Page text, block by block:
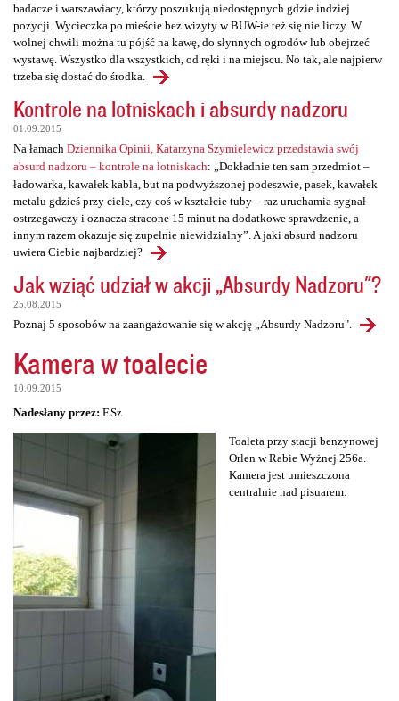
badacze i warszawiacy, którzy poszukują niedostępnych gdzie indziej
pozycji. Wycieczka po mieście bez wizyty w BUW-ie też się nie liczy. W
wolnej chwili można tu pójść na kawę, do słynnych ogrodów lub obejrzeć
wystawę. Wszystko dla wszystkich, od ręki i na miejscu. No tak, ale najpierw
trzeba się dostać do środka.
Kontrole na lotniskach i absurdy nadzoru
01.09.2015
Na łamach Dziennika Opinii, Katarzyna Szymielewicz przedstawia swój
absurd nadzoru – kontrole na lotniskach: „Dokładnie ten sam przedmiot –
ładowarka, kawałek kabla, but na podwyższonej podeszwie, pasek, kawałek
metalu gdzieś przy ciele, czy coś w kształcie tuby – raz uruchamia sygnał
ostrzegawczy i oznacza stracone 15 minut na dodatkowe sprawdzenie, a
innym razem okazuje się zupełnie niewidzialny”. A jaki absurd nadzoru
uwiera Ciebie najbardziej?
Jak wziąć udział w akcji „Absurdy Nadzoru"?
25.08.2015
Poznaj 5 sposobów na zaangażowanie się w akcję „Absurdy Nadzoru".
Kamera w toalecie
10.09.2015
Nadesłany przez: F.Sz
Toaleta przy stacji benzynowej
Orlen w Rabie Wyżnej 256a.
Kamera jest umieszczona
centralnie nad pisuarem.